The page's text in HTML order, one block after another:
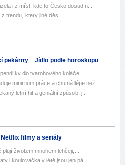
i z míst, kde to Česko dosud n...
trendu, který jiné děsí
pekárny Jídlo podle horoskopu
do tvarohového koláče,...
minimum práce a chutná lépe než...
letní hit a geniální způsob, j...
Netflix filmy a seriály
plují životem mnohem lehčeji,...
i koulovačka v létě jsou jen pá...